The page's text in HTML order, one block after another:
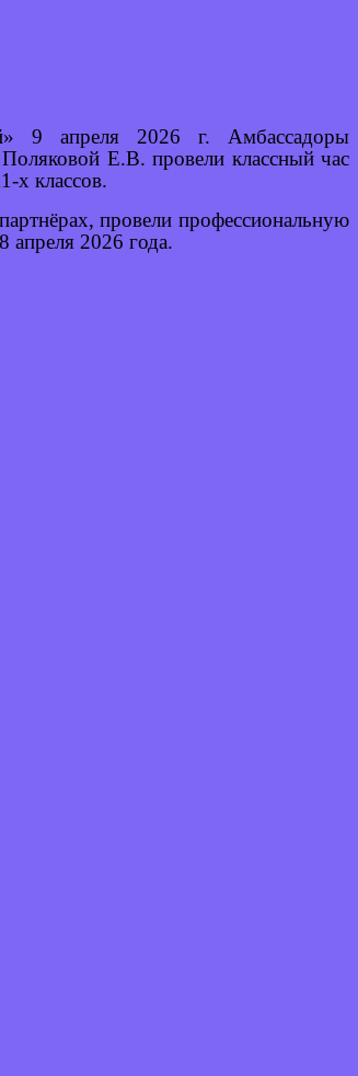
9 апреля 2026 г. Амбассадоры
Е.В. провели классный час
х классов.
провели профессиональную
2026 года.